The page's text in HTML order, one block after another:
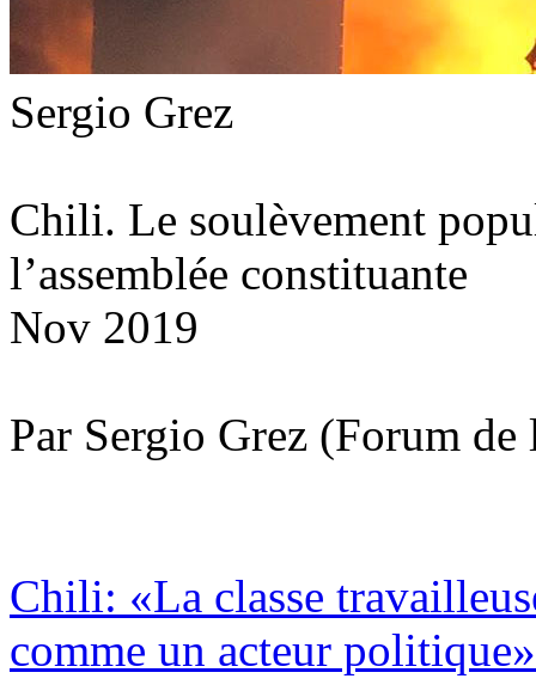
Sergio Grez
Chili. Le soulèvement
l’assemblée constituante
Nov 2019
Par Sergio Grez (Forum
Chili: «La classe
comme un acteur politique»